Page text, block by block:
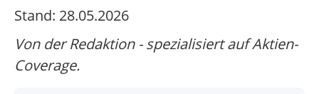
Stand: 28.05.2026
Von der Redaktion - spezialisiert auf Aktien-
Coverage.